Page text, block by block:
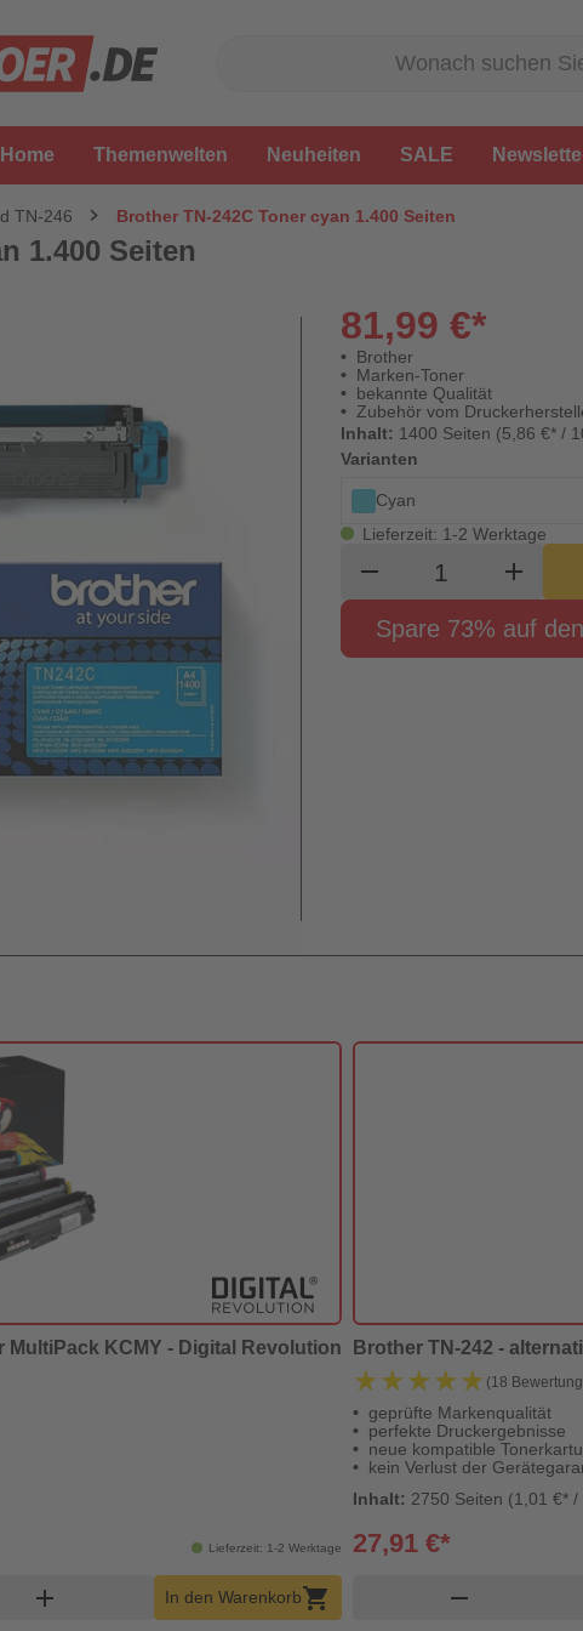
Home Themenwelten Neuheiten SALE
TN-246 Brother TN-242C Toner cyan 1.400 Seiten
1.400 Seiten
81,99 €*
Brother
Marken-Toner
bekannte Qualität
Zubehör vom
Inhalt: 1400 Seiten (5,86 €* /
Varianten
Cyan
Lieferzeit: 1-2 Werktage
remove Produktadd
Spare 73% auf
MultiPack KCMY - Digital Revolution
Lieferzeit: 1-2 Werktage
Menge
add In den Warenkorbshopping_cart
Brother TN-242 -
★★★★★
★★★★★ (18
geprüfte Markenqualität
perfekte Druckergebnisse
neue kompatible
kein Verlust der
Inhalt: 2750 Seiten (1,01 €* /
27,91 €*
remove